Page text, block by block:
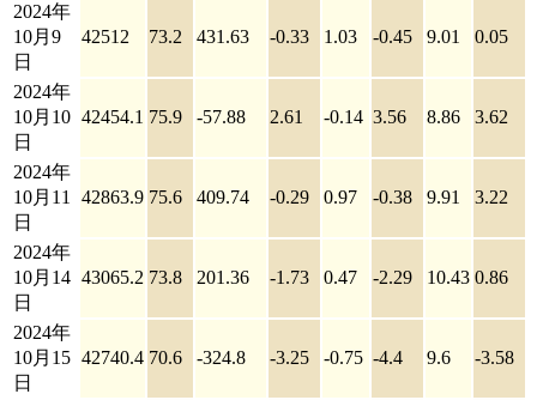
2024年
10月9
日
42512 73.2 431.63 -0.33 1.03 -0.45 9.01 0.05
2024年
10月10
日
42454.1 75.9 -57.88 2.61 -0.14 3.56 8.86 3.62
2024年
10月11
日
42863.9 75.6 409.74 -0.29 0.97 -0.38 9.91 3.22
2024年
10月14
日
43065.2 73.8 201.36 -1.73 0.47 -2.29 10.43 0.86
2024年
10月15
日
42740.4 70.6 -324.8 -3.25 -0.75 -4.4 9.6 -3.58